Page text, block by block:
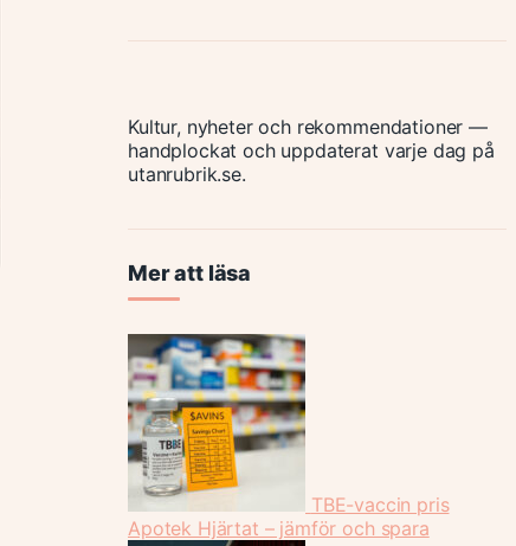
Kultur, nyheter och rekommendationer —
handplockat och uppdaterat varje dag på
utanrubrik.se.
Mer att läsa
TBE-vaccin pris
Apotek Hjärtat – jämför och spara